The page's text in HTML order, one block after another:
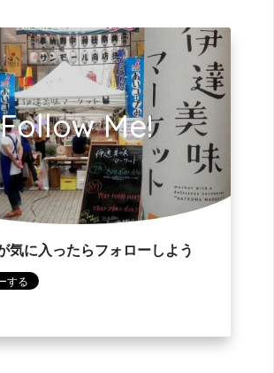
Follow Me!
気に入ったらフォローしよう